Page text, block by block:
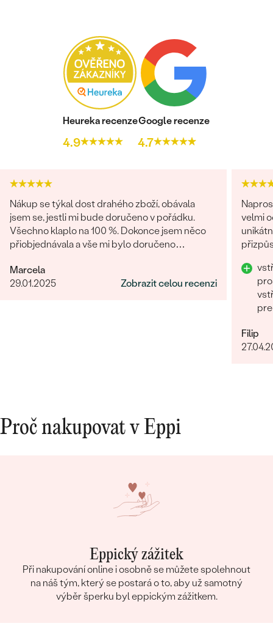
Heureka recenze
4.9
Google recenze
4.7
Nákup se týkal dost drahého zboží, obávala
jsem se, jestli mi bude doručeno v pořádku.
Všechno klaplo na 100 %. Dokonce jsem něco
přiobjednávala a vše mi bylo doručeno
doporučit.
Marcela
29.01.2025
Zobrazit celou recenzi
velmi
Filip
Proč nakupovat v Eppi
Eppický zážitek
Při nakupování online i osobně se můžete spolehnout
na náš tým, který se postará o to, aby už samotný
výběr šperku byl eppickým zážitkem.